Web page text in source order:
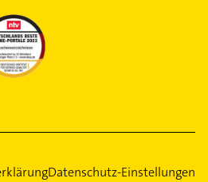
Datenschutz-Einstellungen